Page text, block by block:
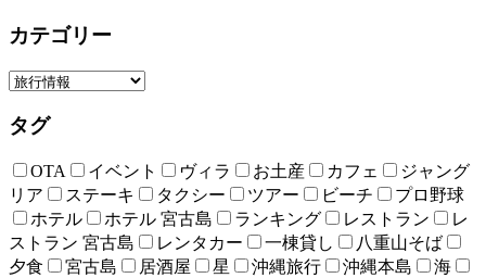
カテゴリー
タグ
OTA イベント ヴィラ お土産 カフェ
ジャング
リア
ステーキ タクシー ツアー ビーチ
プロ野球
ホテル
ホテル 宮古島 ランキング レストラン
レ
ストラン 宮古島
レンタカー 一棟貸し
八重山そば
夕食
宮古島 居酒屋 星 沖縄旅行 沖縄本島
海